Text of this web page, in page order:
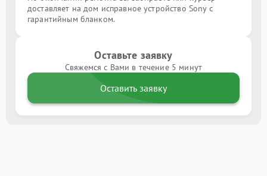
доставляет на дом исправное устройство Sony с
гарантийным бланком.
Оставьте заявку
Свяжемся с Вами в течение 5 минут
Оставить заявку